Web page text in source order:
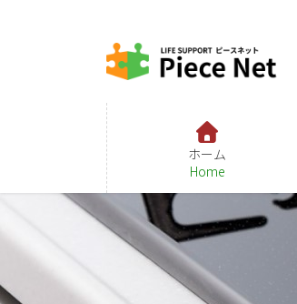
ホーム
Home